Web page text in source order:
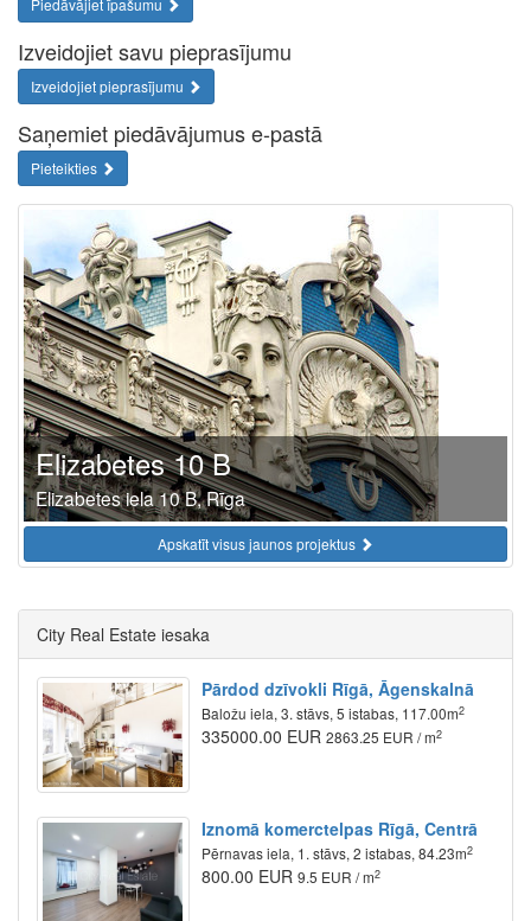
Piedāvājiet īpašumu
Izveidojiet savu pieprasījumu
Izveidojiet pieprasījumu
Saņemiet piedāvājumus e-pastā
Pieteikties
Elizabetes 10 B
Elizabetes iela 10 B, Rīga
Apskatīt visus jaunos projektus
City Real Estate iesaka
Pārdod dzīvokli Rīgā, Āgenskalnā
Baložu iela, 3. stāvs, 5 istabas, 117.00m2
335000.00 EUR 2863.25 EUR / m2
Iznomā komerctelpas Rīgā, Centrā
Pērnavas iela, 1. stāvs, 2 istabas, 84.23m2
800.00 EUR 9.5 EUR / m2